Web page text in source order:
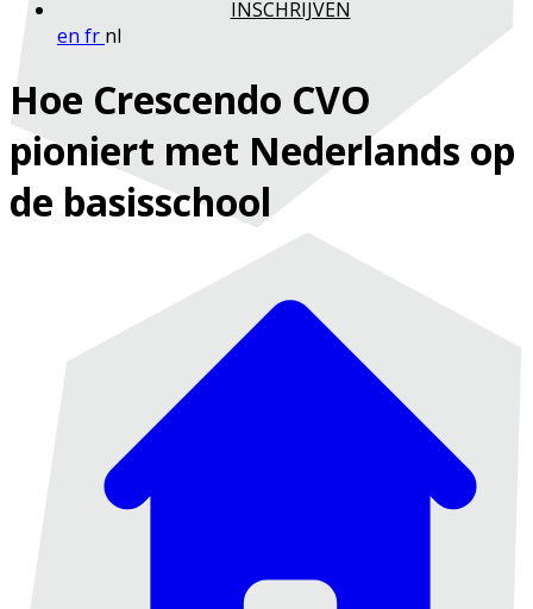
INSCHRIJVEN
en fr nl
Hoe Crescendo CVO
pioniert met Nederlands op
de basisschool